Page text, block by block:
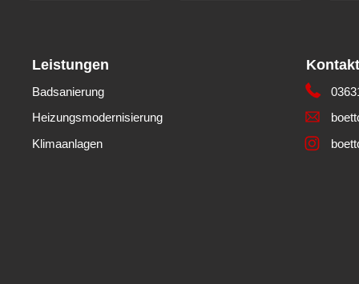
Leistungen
Badsanierung
Heizungsmodernisierung
Klimaanlagen
Kontakt